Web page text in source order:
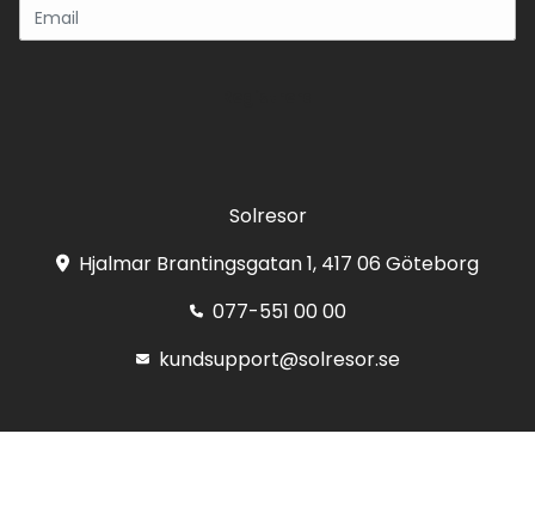
Solresor
Hjalmar Brantingsgatan 1, 417 06 Göteborg
077-551 00 00
kundsupport@solresor.se